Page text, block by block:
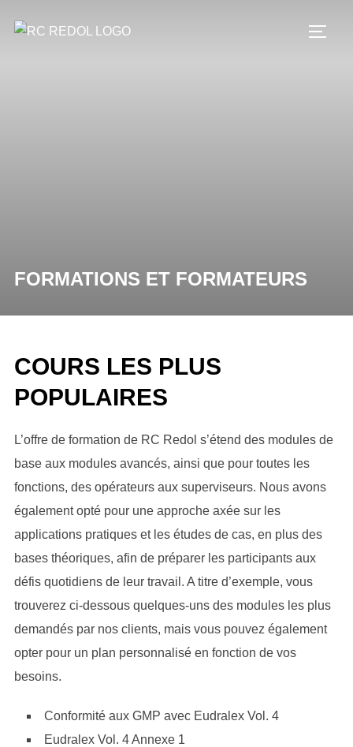
FORMATIONS ET FORMATEURS
COURS LES PLUS
POPULAIRES
L’offre de formation de RC Redol s’étend des modules de
base aux modules avancés, ainsi que pour toutes les
fonctions, des opérateurs aux superviseurs. Nous avons
également opté pour une approche axée sur les
applications pratiques et les études de cas, en plus des
bases théoriques, afin de préparer les participants aux
défis quotidiens de leur travail. A titre d’exemple, vous
trouverez ci-dessous quelques-uns des modules les plus
demandés par nos clients, mais vous pouvez également
opter pour un plan personnalisé en fonction de vos
besoins.
Conformité aux GMP avec Eudralex Vol. 4
Eudralex Vol. 4 Annexe 1